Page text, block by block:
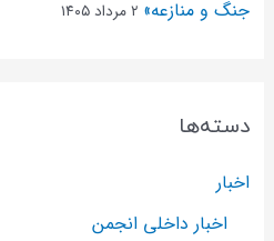
جنگ و منازعه» ۲ مرداد ۱۴۰۵
دسته‌ها
اخبار
اخبار داخلی انجمن